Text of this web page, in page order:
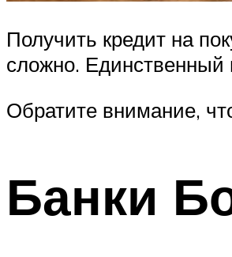
Получить кредит на
сложно. Единственный
Обратите внимание,
Банки